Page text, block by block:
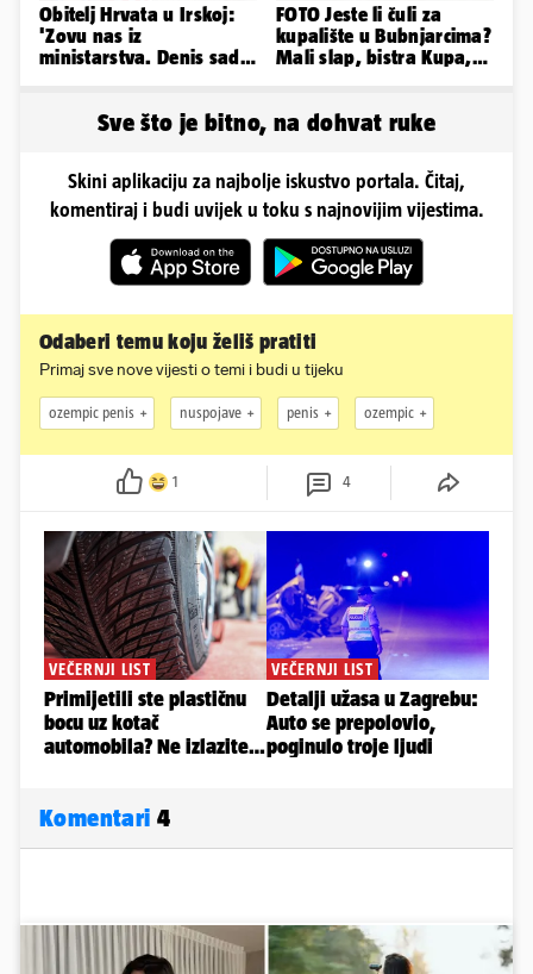
Obitelj Hrvata u Irskoj:
'Zovu nas iz
ministarstva. Denis sada
FOTO Jeste li čuli za
kupalište u Bubnjarcima?
Mali slap, bistra Kupa,
Sve što je bitno, na dohvat ruke
Skini aplikaciju za najbolje iskustvo portala. Čitaj,
komentiraj i budi uvijek u toku s najnovijim vijestima.
Odaberi temu koju želiš pratiti
Primaj sve nove vijesti o temi i budi u tijeku
ozempic penis nuspojave penis ozempic
1 4
Komentari 4